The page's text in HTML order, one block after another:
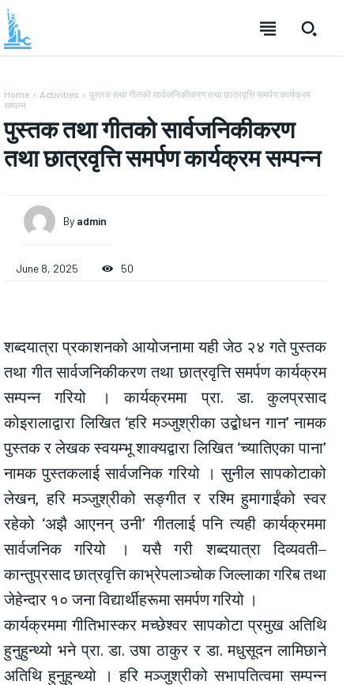
Home Activities
पुस्तक तथा गीतको सार्वजनिकीकरण तथा छात्रवृत्ति समर्पण कार्यक्रम
सम्पन्न
पुस्तक तथा गीतको सार्वजनिकीकरण
तथा छात्रवृत्ति समर्पण कार्यक्रम सम्पन्न
By admin
June 8, 2025 50
शब्दयात्रा प्रकाशनको आयोजनामा यही जेठ २४ गते पुस्तक
तथा गीत सार्वजनिकीकरण तथा छात्रवृत्ति समर्पण कार्यक्रम
सम्पन्न गरियो । कार्यक्रममा प्रा. डा. कुलप्रसाद
कोइरालाद्वारा लिखित ‘हरि मञ्जुश्रीका उद्बोधन गान’ नामक
पुस्तक र लेखक स्वयम्भू शाक्यद्वारा लिखित ‘च्यातिएका पाना’
नामक पुस्तकलाई सार्वजनिक गरियो । सुनील सापकोटाको
लेखन, हरि मञ्जुश्रीको सङ्गीत र रश्मि हुमागाईंको स्वर
रहेको ‘अझै आएनन् उनी’ गीतलाई पनि त्यही कार्यक्रममा
सार्वजनिक गरियो । यसै गरी शब्दयात्रा दिव्यवती–
कान्तुप्रसाद छात्रवृत्ति काभ्रेपलाञ्चोक जिल्लाका गरिब तथा
जेहेन्दार १० जना विद्यार्थीहरूमा समर्पण गरियो ।
कार्यक्रममा गीतिभास्कर मच्छेश्वर सापकोटा प्रमुख अतिथि
हुनुहुन्थ्यो भने प्रा. डा. उषा ठाकुर र डा. मधुसूदन लामिछाने
अतिथि हुनुहुन्थ्यो । हरि मञ्जुश्रीको सभापतित्वमा सम्पन्न